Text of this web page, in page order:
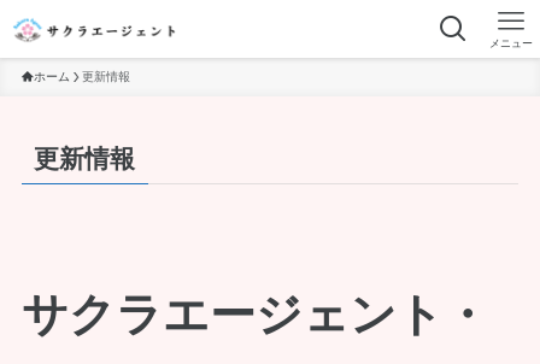
メニュー
ホーム 更新情報
更新情報
サクラエージェント・